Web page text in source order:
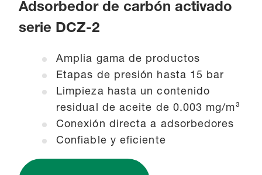
Adsorbedor de carbón activado
serie DCZ-2
Amplia gama de productos
Etapas de presión hasta 15 bar
Limpieza hasta un contenido
residual de aceite de 0.003 mg/m³
Conexión directa a adsorbedores
Confiable y eficiente